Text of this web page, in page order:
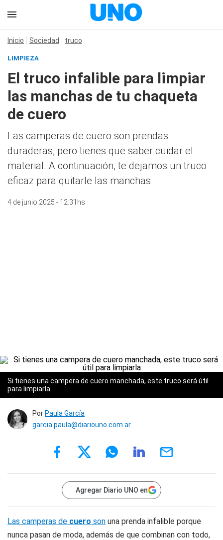
Inicio Sociedad truco
LIMPIEZA
El truco infalible para limpiar
las manchas de tu chaqueta
de cuero
Las camperas de cuero son prendas
duraderas, pero tienes que saber cuidar el
material. A continuación, te dejamos un truco
eficaz para quitarle las manchas
4 de junio 2025 - 12:31hs
Si tienes una campera de cuero manchada, este truco será útil
para limpiarla
Por Paula García
garcia.paula@diariouno.com.ar
Agregar Diario UNO en
Las camperas de cuero son una prenda infalible porque
nunca pasan de moda, además de que combinan con todo,